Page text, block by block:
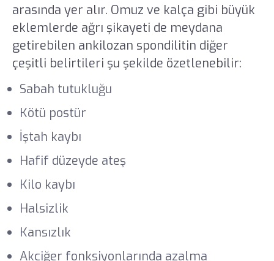
arasında yer alır. Omuz ve kalça gibi büyük
eklemlerde ağrı şikayeti de meydana
getirebilen ankilozan spondilitin diğer
çeşitli belirtileri şu şekilde özetlenebilir:
Sabah tutukluğu
Kötü postür
İştah kaybı
Hafif düzeyde ateş
Kilo kaybı
Halsizlik
Kansızlık
Akciğer fonksiyonlarında azalma